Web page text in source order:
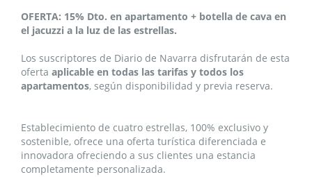
OFERTA: 15% Dto. en apartamento + botella de cava en
el jacuzzi a la luz de las estrellas.
Los suscriptores de Diario de Navarra disfrutarán de esta
oferta aplicable en todas las tarifas y todos los
apartamentos, según disponibilidad y previa reserva.
Establecimiento de cuatro estrellas, 100% exclusivo y
sostenible, ofrece una oferta turística diferenciada e
innovadora ofreciendo a sus clientes una estancia
completamente personalizada.